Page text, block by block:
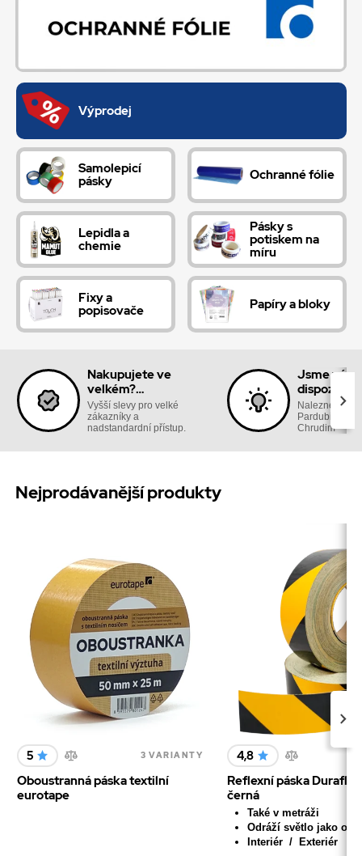
Výprodej
Samolepicí
pásky Ochranné fólie
Lepidla a
chemie
Pásky s
potiskem na
míru
Fixy a
popisovače Papíry a bloky
Nakupujete ve
velkém?
Nabídneme vám
výhody
Vyšší slevy pro velké
zákazníky a
nadstandardní přístup.
Jsme vám
dispozici na
prodejně
Naleznete
Pardubická
Chrudim
Nejprodávanější produkty
5 3 VARIANTY
Oboustranná páska textilní
eurotape
4,8
Reflexní páska
černá
Také v metráži
Odráží světlo jako
Interiér / Exteriér